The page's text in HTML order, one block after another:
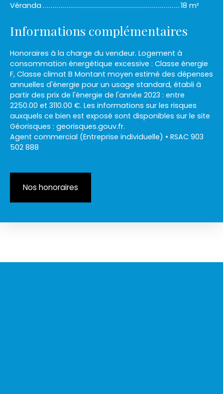
Véranda
18 m²
Informations complémentaires
Honoraires à la charge du vendeur. Logement à
consommation énergétique excessive : Classe énergie
F, Classe climat B Montant moyen estimé des dépenses
annuelles d'énergie pour un usage standard, établi à
partir des prix de l'énergie de l'année 2023 : entre
2250.00 et 3110.00 €. Les informations sur les risques
auxquels ce bien est exposé sont disponibles sur le site
Géorisques : georisques.gouv.fr.
Agent commercial (Entreprise individuelle) • RSAC 903
502 888
Nos honoraires